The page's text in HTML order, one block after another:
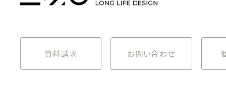
資料請求 お問い合わせ